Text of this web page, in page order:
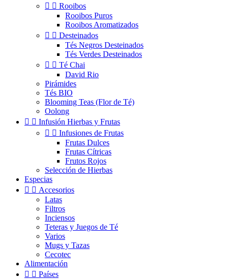
  Rooibos
Rooibos Puros
Rooibos Aromatizados
  Desteinados
Tés Negros Desteinados
Tés Verdes Desteinados
  Té Chai
David Rio
Pirámides
Tés BIO
Blooming Teas (Flor de Té)
Oolong
  Infusión Hierbas y Frutas
  Infusiones de Frutas
Frutas Dulces
Frutas Cítricas
Frutos Rojos
Selección de Hierbas
Especias
  Accesorios
Latas
Filtros
Inciensos
Teteras y Juegos de Té
Varios
Mugs y Tazas
Cecotec
Alimentación
  Países